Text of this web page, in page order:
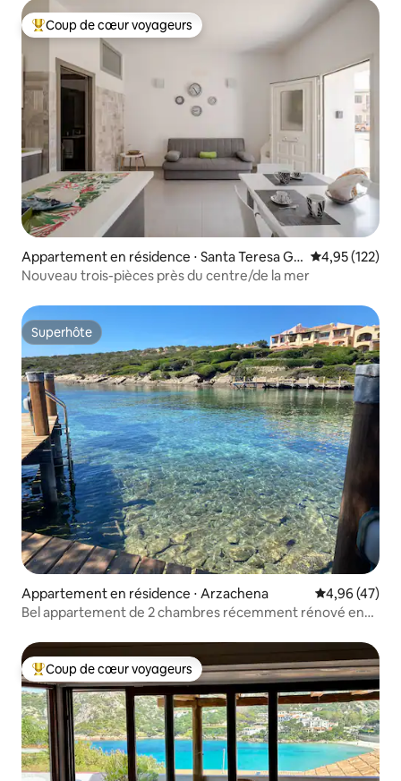
Coups de cœur voyageurs les plus appréciés
Coup de cœur voyageurs
Appartement en résidence ⋅ Santa Teresa Gal
lura
Évaluation
4,95 (122)
Nouveau trois-pièces près du centre/de la mer
Superhôte
Superhôte
Appartement en résidence ⋅ Arzachena Évaluation
4,96 (47)
Bel appartement de 2 chambres récemment rénové en
Coups de cœur voyageurs les plus appréciés
Coup de cœur voyageurs